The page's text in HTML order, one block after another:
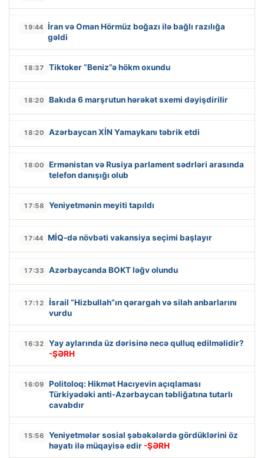
19:44 İran və Oman Hörmüz boğazı ilə bağlı razılığa
gəldi
18:37 Tiktoker “Beniz”ə hökm oxundu
18:20 Bakıda 6 marşrutun hərəkət sxemi dəyişdirilir
18:20 Azərbaycan XİN Yamaykanı təbrik etdi
18:00
Ermənistan və Rusiya parlament sədrləri arasında
telefon danışığı olub
17:58 Yeniyetmənin meyiti tapıldı
17:44 MİQ-də növbəti vakansiya seçimi başlayır
17:33 Azərbaycanda BOKT ləğv olundu
17:12
İsrail “Hizbullah”ın qərargah və silah anbarlarını
vurdu
16:32
Yay aylarında üz dərisinə necə qulluq edilməlidir?
-ŞƏRH
16:09
Politoloq: Hikmət Hacıyevin açıqlaması
Türkiyədəki anti-Azərbaycan təbliğatına tutarlı
cavabdır
15:56
Yeniyetmələr sosial şəbəkələrdə gördüklərini öz
həyatı ilə müqayisə edir -ŞƏRH